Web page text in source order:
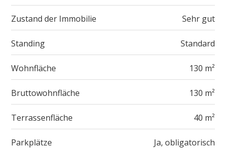
Zustand der Immobilie Sehr gut
Standing Standard
Wohnfläche 130 m²
Bruttowohnfläche 130 m²
Terrassenfläche 40 m²
Parkplätze Ja, obligatorisch